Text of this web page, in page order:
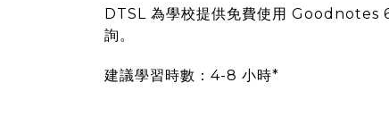
DTSL 為學校提供免費使用
詢。
建議學習時數：4-8 小時*